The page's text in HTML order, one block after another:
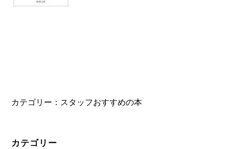
カテゴリー： スタッフおすすめの本
カテゴリー